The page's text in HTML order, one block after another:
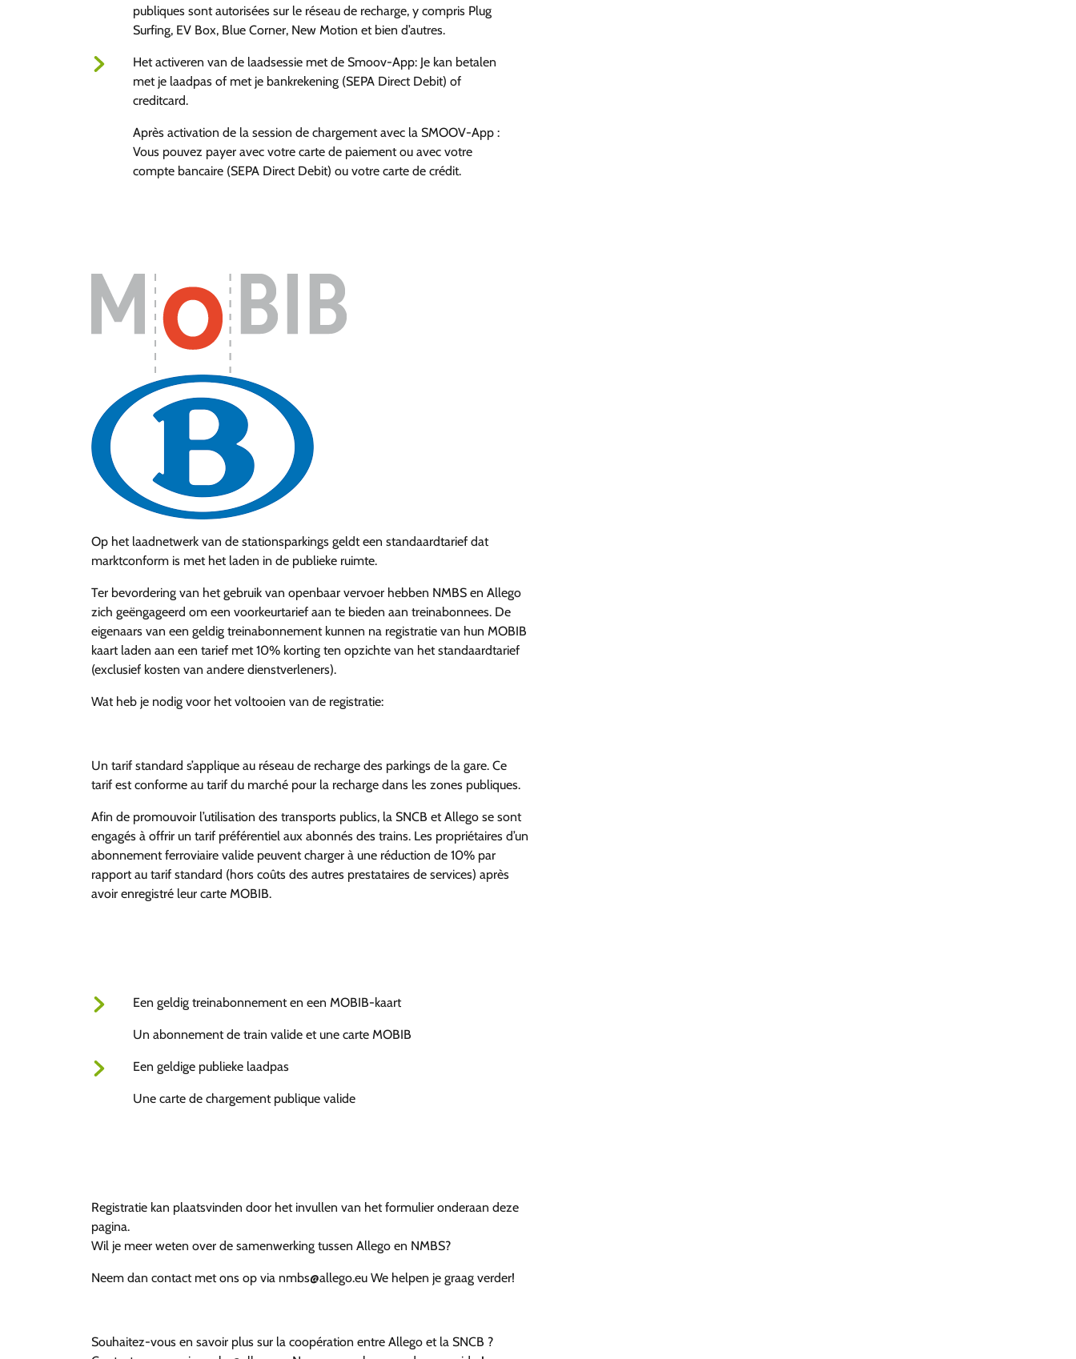
publiques sont autorisées sur le réseau de recharge, y compris Plug
Surfing, EV Box, Blue Corner, New Motion et bien d’autres.
Het activeren van de laadsessie met de Smoov-App: Je kan betalen
met je laadpas of met je bankrekening (SEPA Direct Debit) of
creditcard.
Après activation de la session de chargement avec la SMOOV-App :
Vous pouvez payer avec votre carte de paiement ou avec votre
compte bancaire (SEPA Direct Debit) ou votre carte de crédit.
Op het laadnetwerk van de stationsparkings geldt een standaardtarief dat
marktconform is met het laden in de publieke ruimte.
Ter bevordering van het gebruik van openbaar vervoer hebben NMBS en Allego
zich geëngageerd om een voorkeurtarief aan te bieden aan treinabonnees. De
eigenaars van een geldig treinabonnement kunnen na registratie van hun MOBIB
kaart laden aan een tarief met 10% korting ten opzichte van het standaardtarief
(exclusief kosten van andere dienstverleners).
Wat heb je nodig voor het voltooien van de registratie:
Un tarif standard s’applique au réseau de recharge des parkings de la gare. Ce
tarif est conforme au tarif du marché pour la recharge dans les zones publiques.
Afin de promouvoir l’utilisation des transports publics, la SNCB et Allego se sont
engagés à offrir un tarif préférentiel aux abonnés des trains. Les propriétaires d’un
abonnement ferroviaire valide peuvent charger à une réduction de 10% par
rapport au tarif standard (hors coûts des autres prestataires de services) après
avoir enregistré leur carte MOBIB.
Een geldig treinabonnement en een MOBIB-kaart
Un abonnement de train valide et une carte MOBIB
Een geldige publieke laadpas
Une carte de chargement publique valide
Registratie kan plaatsvinden door het invullen van het formulier onderaan deze
pagina.
Wil je meer weten over de samenwerking tussen Allego en NMBS?
Neem dan contact met ons op via nmbs@allego.eu We helpen je graag verder!
Souhaitez-vous en savoir plus sur la coopération entre Allego et la SNCB ?